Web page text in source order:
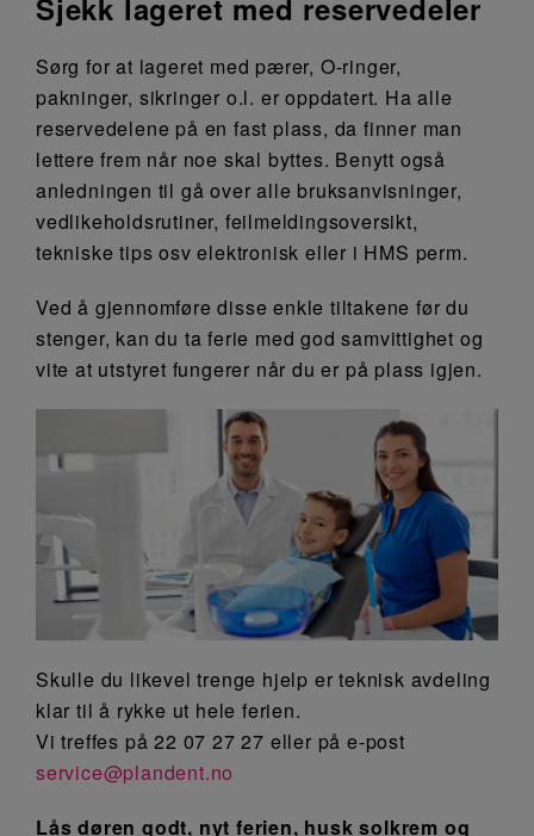
Sjekk lageret med reservedeler
Sørg for at lageret med pærer, O-ringer,
pakninger, sikringer o.l. er oppdatert. Ha alle
reservedelene på en fast plass, da finner man
lettere frem når noe skal byttes. Benytt også
anledningen til gå over alle bruksanvisninger,
vedlikeholdsrutiner, feilmeldingsoversikt,
tekniske tips osv elektronisk eller i HMS perm.
Ved å gjennomføre disse enkle tiltakene før du
stenger, kan du ta ferie med god samvittighet og
vite at utstyret fungerer når du er på plass igjen.
Skulle du likevel trenge hjelp er teknisk avdeling
klar til å rykke ut hele ferien.
Vi treffes på 22 07 27 27 eller på e-post
service@plandent.no
Lås døren godt, nyt ferien, husk solkrem og